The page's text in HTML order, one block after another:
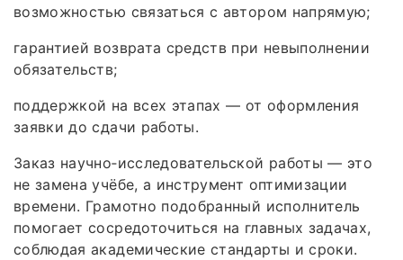
возможностью связаться с автором напрямую;
гарантией возврата средств при невыполнении
обязательств;
поддержкой на всех этапах — от оформления
заявки до сдачи работы.
Заказ научно‑исследовательской работы — это
не замена учёбе, а инструмент оптимизации
времени. Грамотно подобранный исполнитель
помогает сосредоточиться на главных задачах,
соблюдая академические стандарты и сроки.